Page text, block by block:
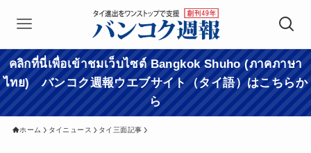
คลิกที่นี่เพื่อเข้าชมเว็บไซต์ Bangkok Shuho (ภาคภาษา
ไทย) バンコク週報ウエブサイト（タイ語）はこちらか
ら
ホーム タイニュース タイ三面記事